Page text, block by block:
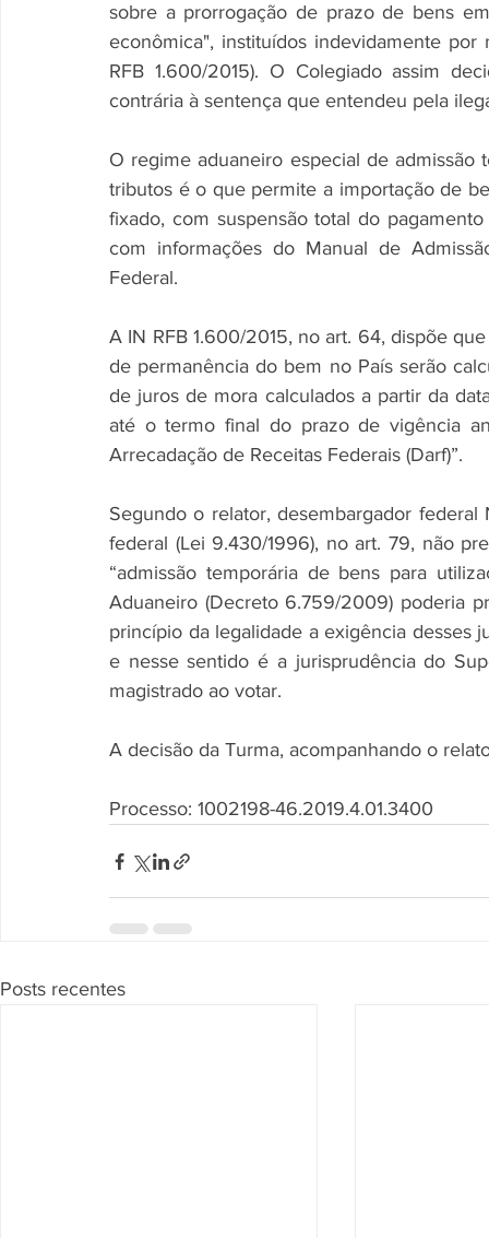
sobre a prorrogação de prazo de bens
econômica", instituídos indevidamente
RFB 1.600/2015). O Colegiado assim
contrária à sentença que entendeu pela
O regime aduaneiro especial de admissão
tributos é o que permite a importação de
fixado, com suspensão total do
com informações do Manual de
Federal.
A IN RFB 1.600/2015, no art. 64, dispõe
de permanência do bem no País serão
de juros de mora calculados a partir da
até o termo final do prazo de vigência
Arrecadação de Receitas Federais (Darf)”.
Segundo o relator, desembargador
federal (Lei 9.430/1996), no art. 79, não
“admissão temporária de bens para
Aduaneiro (Decreto 6.759/2009) poderia
princípio da legalidade a exigência desses
e nesse sentido é a jurisprudência do
magistrado ao votar.
A decisão da Turma, acompanhando o
Processo: 1002198-46.2019.4.01.3400
Posts recentes